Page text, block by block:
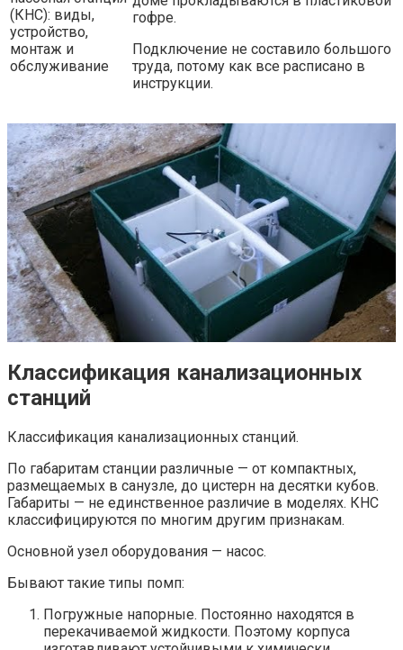
гофре.
Подключение не составило большого
труда, потому как все расписано в
инструкции.
Классификация канализационных
станций
Классификация канализационных станций.
По габаритам станции различные — от компактных,
размещаемых в санузле, до цистерн на десятки кубов.
Габариты — не единственное различие в моделях. КНС
классифицируются по многим другим признакам.
Основной узел оборудования — насос.
Бывают такие типы помп:
Погружные напорные. Постоянно находятся в
перекачиваемой жидкости. Поэтому корпуса